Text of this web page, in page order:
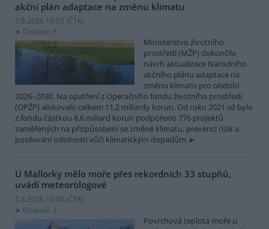
akční plán adaptace na změnu klimatu
7.8.2026 10:53 (ČTK)
Diskuse: 8
Ministerstvo životního
prostředí (MŽP) dokončilo
návrh aktualizace Národního
akčního plánu adaptace na
změnu klimatu pro období
2026–2030. Na opatření z Operačního fondu životního prostředí
(OPŽP) alokovalo celkem 11,2 miliardy korun. Od roku 2021 už bylo
z fondu částkou 8,6 miliard korun podpořeno 776 projektů
zaměřených na přizpůsobení se změně klimatu, prevenci rizik a
posilování odolnosti vůči klimatickým dopadům.
U Mallorky mělo moře přes rekordních 33 stupňů,
uvádí meteorologové
7.8.2026 10:45 (ČTK)
Diskuse: 2
Povrchová teplota moře u